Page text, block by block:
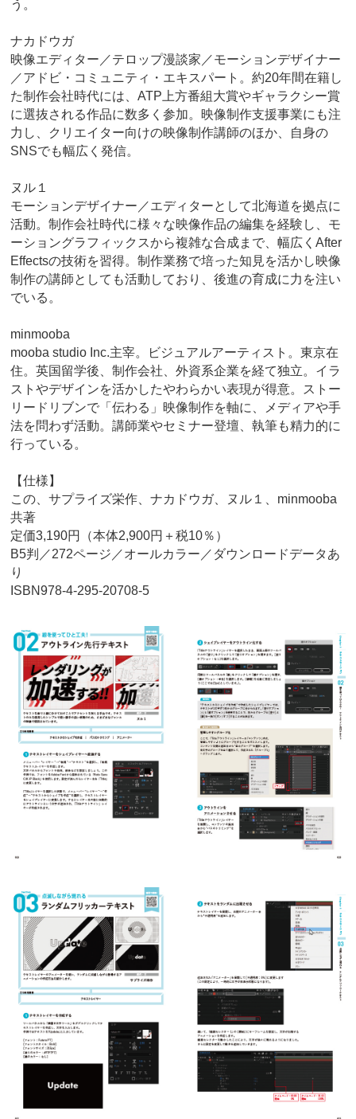
う。
ナカドウガ
映像エディター／テロップ漫談家／モーションデザイナー
／アドビ・コミュニティ・エキスパート。約20年間在籍し
た制作会社時代には、ATP上方番組大賞やギャラクシー賞
に選抜される作品に数多く参加。映像制作支援事業にも注
力し、クリエイター向けの映像制作講師のほか、自身の
SNSでも幅広く発信。
ヌル１
モーションデザイナー／エディターとして北海道を拠点に
活動。制作会社時代に様々な映像作品の編集を経験し、モ
ーショングラフィックスから複雑な合成まで、幅広くAfter
Effectsの技術を習得。制作業務で培った知見を活かし映像
制作の講師としても活動しており、後進の育成に力を注い
でいる。
minmooba
mooba studio Inc.主宰。ビジュアルアーティスト。東京在
住。英国留学後、制作会社、外資系企業を経て独立。イラ
ストやデザインを活かしたやわらかい表現が得意。ストー
リードリブンで「伝わる」映像制作を軸に、メディアや手
法を問わず活動。講師業やセミナー登壇、執筆も精力的に
行っている。
【仕様】
この、サプライズ栄作、ナカドウガ、ヌル１、minmooba
共著
定価3,190円（本体2,900円＋税10％）
B5判／272ページ／オールカラー／ダウンロードデータあ
り
ISBN978-4-295-20708-5